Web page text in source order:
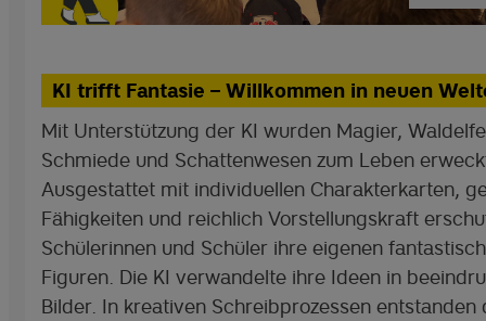
KI trifft Fantasie – Willkommen in neuen
Mit Unterstützung der KI wurden Magier,
Schmiede und Schattenwesen zum Leben
Ausgestattet mit individuellen Charakterkarten,
Fähigkeiten und reichlich Vorstellungskraft
Schülerinnen und Schüler ihre eigenen
Figuren. Die KI verwandelte ihre Ideen in
Bilder. In kreativen Schreibprozessen entstanden